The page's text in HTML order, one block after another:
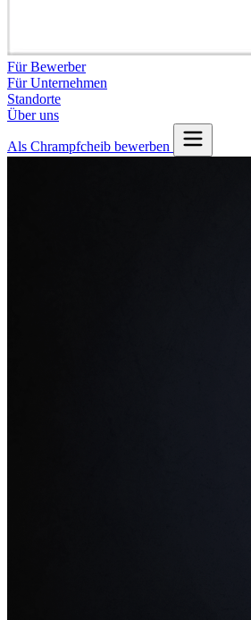
Für Bewerber
Für Unternehmen
Standorte
Über uns
Als Chrampfcheib bewerben